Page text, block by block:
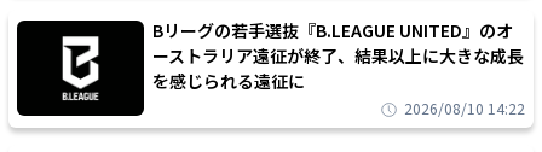
Bリーグの若手選抜『B.LEAGUE UNITED』のオ
ーストラリア遠征が終了、結果以上に大きな成長
を感じられる遠征に
2026/08/10 14:22